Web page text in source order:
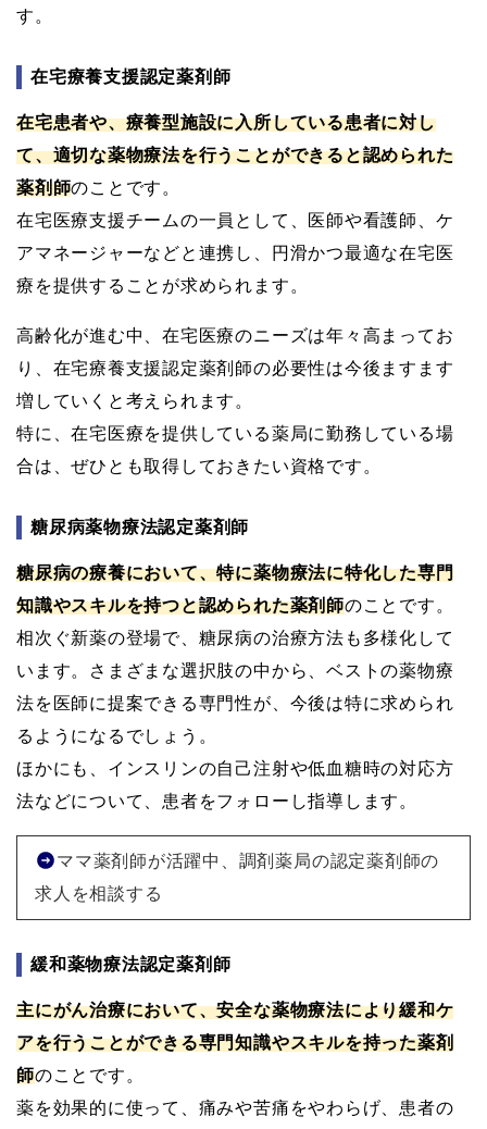
す。
在宅療養支援認定薬剤師
在宅患者や、療養型施設に入所している患者に対し
て、適切な薬物療法を行うことができると認められた
薬剤師のことです。
在宅医療支援チームの一員として、医師や看護師、ケ
アマネージャーなどと連携し、円滑かつ最適な在宅医
療を提供することが求められます。
高齢化が進む中、在宅医療のニーズは年々高まってお
り、在宅療養支援認定薬剤師の必要性は今後ますます
増していくと考えられます。
特に、在宅医療を提供している薬局に勤務している場
合は、ぜひとも取得しておきたい資格です。
糖尿病薬物療法認定薬剤師
糖尿病の療養において、特に薬物療法に特化した専門
知識やスキルを持つと認められた薬剤師のことです。
相次ぐ新薬の登場で、糖尿病の治療方法も多様化して
います。さまざまな選択肢の中から、ベストの薬物療
法を医師に提案できる専門性が、今後は特に求められ
るようになるでしょう。
ほかにも、インスリンの自己注射や低血糖時の対応方
法などについて、患者をフォローし指導します。
ママ薬剤師が活躍中、調剤薬局の認定薬剤師の
求人を相談する
緩和薬物療法認定薬剤師
主にがん治療において、安全な薬物療法により緩和ケ
アを行うことができる専門知識やスキルを持った薬剤
師のことです。
薬を効果的に使って、痛みや苦痛をやわらげ、患者の